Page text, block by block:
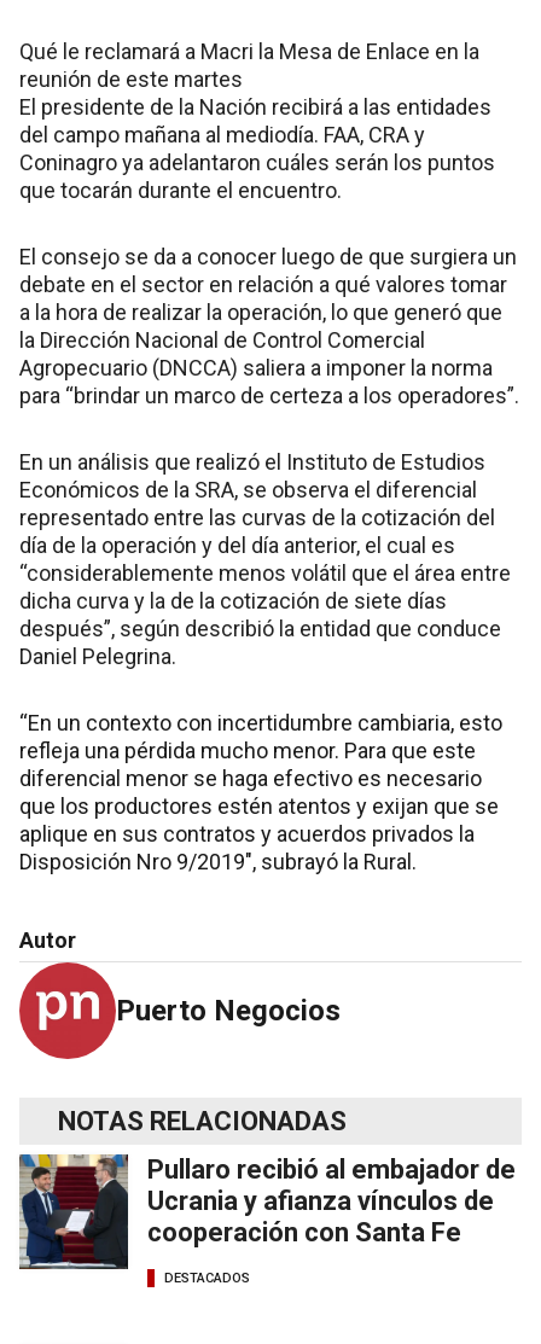
Qué le reclamará a Macri la Mesa de Enlace en la
reunión de este martes
El presidente de la Nación recibirá a las entidades
del campo mañana al mediodía. FAA, CRA y
Coninagro ya adelantaron cuáles serán los puntos
que tocarán durante el encuentro.
El consejo se da a conocer luego de que surgiera un
debate en el sector en relación a qué valores tomar
a la hora de realizar la operación, lo que generó que
la Dirección Nacional de Control Comercial
Agropecuario (DNCCA) saliera a imponer la norma
para “brindar un marco de certeza a los operadores”.
En un análisis que realizó el Instituto de Estudios
Económicos de la SRA, se observa el diferencial
representado entre las curvas de la cotización del
día de la operación y del día anterior, el cual es
“considerablemente menos volátil que el área entre
dicha curva y la de la cotización de siete días
después”, según describió la entidad que conduce
Daniel Pelegrina.
“En un contexto con incertidumbre cambiaria, esto
refleja una pérdida mucho menor. Para que este
diferencial menor se haga efectivo es necesario
que los productores estén atentos y exijan que se
aplique en sus contratos y acuerdos privados la
Disposición Nro 9/2019″, subrayó la Rural.
Autor
Puerto Negocios
NOTAS RELACIONADAS
Pullaro recibió al embajador de
Ucrania y afianza vínculos de
cooperación con Santa Fe
DESTACADOS